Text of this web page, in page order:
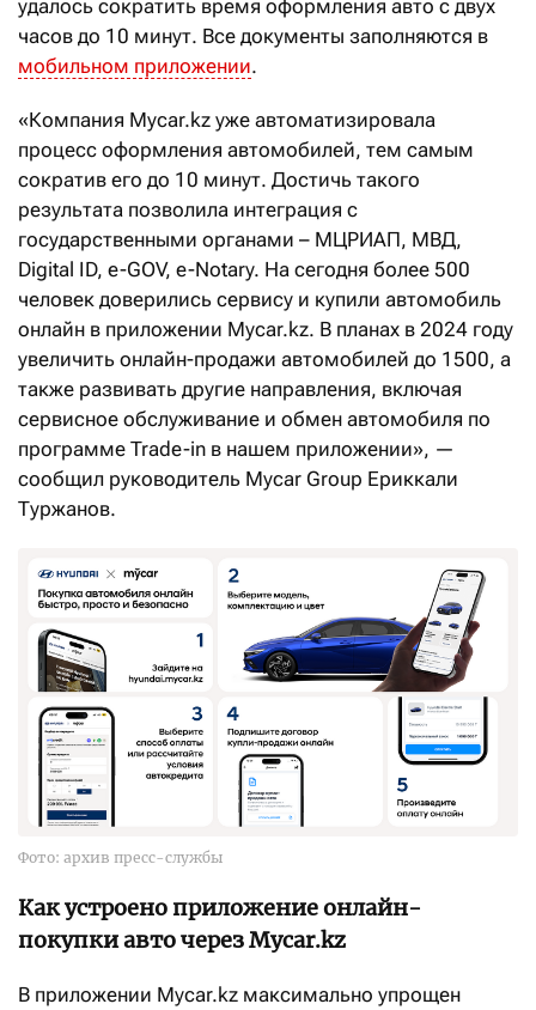
удалось сократить время оформления авто с двух
часов до 10 минут. Все документы заполняются в
мобильном приложении.
«Компания Mycar.kz уже автоматизировала
процесс оформления автомобилей, тем самым
сократив его до 10 минут. Достичь такого
результата позволила интеграция с
государственными органами – МЦРИАП, МВД,
Digital ID, e-GOV, e-Notary. На сегодня более 500
человек доверились сервису и купили автомобиль
онлайн в приложении Mycar.kz. В планах в 2024 году
увеличить онлайн-продажи автомобилей до 1500, а
также развивать другие направления, включая
сервисное обслуживание и обмен автомобиля по
программе Trade-in в нашем приложении», —
сообщил руководитель Mycar Group Ериккали
Туржанов.
Фото: архив пресс-службы
Как устроено приложение онлайн-
покупки авто через Mycar.kz
В приложении Mycar.kz максимально упрощен